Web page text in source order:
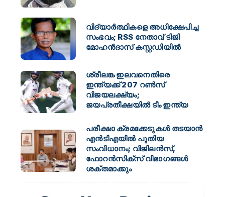
വിദ്യാർത്ഥികളെ അധിക്ഷേപിച്ച
സംഭവം; RSS നേതാവ് ടിജി
മോഹൻദാസ് കസ്റ്റഡിയിൽ
ശ്രീലങ്ക ഇലവനെതിരെ
ഇന്ത്യക്ക് 207 റൺസ്
വിജയലക്ഷ്യം;
ജയപ്രതീക്ഷയിൽ ടീം ഇന്ത്യ
പരീക്ഷാ ക്രമക്കേടുകൾ തടയാൻ
എൻടിഎയിൽ പുതിയ
സംവിധാനം; വിജിലൻസ്,
ഫോറൻസിക്സ് വിഭാഗങ്ങൾ
ശക്തമാക്കും